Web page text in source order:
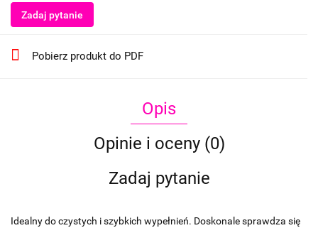
Zadaj pytanie
Pobierz produkt do PDF
Opis
Opinie i oceny (0)
Zadaj pytanie
Idealny do czystych i szybkich wypełnień. Doskonale sprawdza się